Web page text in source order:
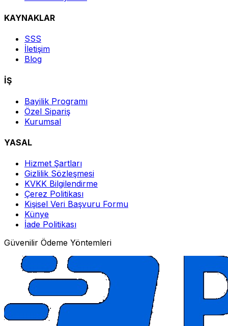
KAYNAKLAR
SSS
İletişim
Blog
İŞ
Bayilik Programı
Özel Sipariş
Kurumsal
YASAL
Hizmet Şartları
Gizlilik Sözleşmesi
KVKK Bilgilendirme
Çerez Politikası
Kişisel Veri Başvuru Formu
Künye
İade Politikası
Güvenilir Ödeme Yöntemleri